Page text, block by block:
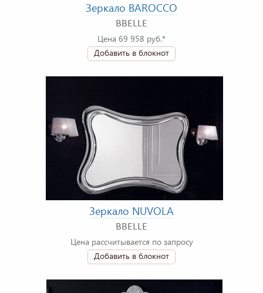
Зеркало BAROCCO
BBELLE
Цена 69 958 руб.*
Добавить в блокнот
Зеркало NUVOLA
BBELLE
Цена рассчитывается по запросу
Добавить в блокнот